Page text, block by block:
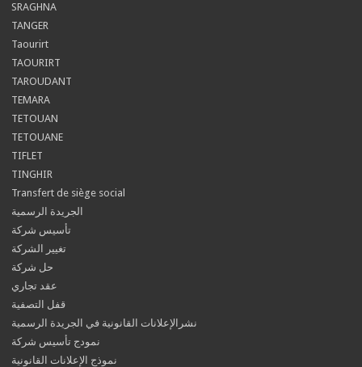
SRAGHNA
TANGER
Taourirt
TAOURIRT
TAROUDANT
TEMARA
TETOUAN
TETOUANE
TIFLET
TINGHIR
Transfert de siège social
الجريدة الرسمية
تأسيس شركة
تغيير الشركة
حل شركة
عقد تجاري
قفل التصفية
نشرالإعلانات القانونية في الجريدة الرسمية
نمودج تأسيس شركة
نموذج الإعلانات القانونية